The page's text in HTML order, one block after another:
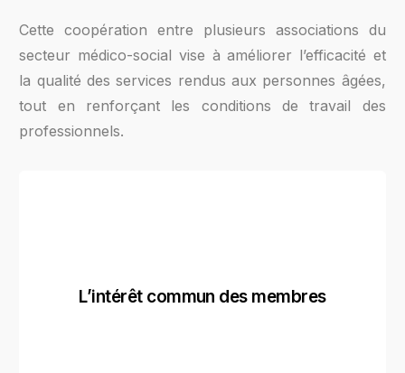
Cette coopération entre plusieurs associations du
secteur médico-social vise à améliorer l’efficacité et
la qualité des services rendus aux personnes âgées,
tout en renforçant les conditions de travail des
professionnels.
L’intérêt commun des membres